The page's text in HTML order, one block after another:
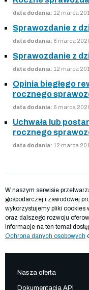
data dodania: 12 marca
Sprawozdanie z
data dodania: 6 marca
Sprawozdanie z
data dodania: 12 marca
Opinia biegłego
rocznego
data dodania: 6 marca
Uchwała lub
rocznego
data dodania: 12 marca
W naszym serwisie
gospodarczej i zawodowej
wykorzystujemy pliki cookies
oraz dalszego rozwoju
informacje na ten temat
Ochrona danych osobowych
Nasza oferta
Dokumentacja API